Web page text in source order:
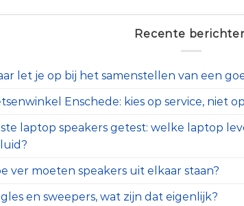
Recente
let je op bij het samenstellen van een
Enschede: kies op service, niet
laptop speakers getest: welke laptop
ver moeten speakers uit elkaar staan?
en sweepers, wat zijn dat eigenlijk?